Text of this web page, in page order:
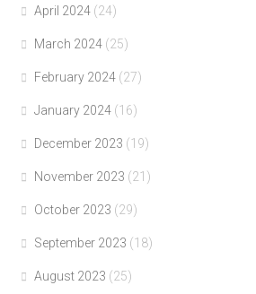
April 2024 (24)
March 2024 (25)
February 2024 (27)
January 2024 (16)
December 2023 (19)
November 2023 (21)
October 2023 (29)
September 2023 (18)
August 2023 (25)